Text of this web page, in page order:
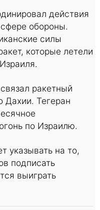
действия
обороны.
силы
которые летели
ракетный
Дахии. Тегеран
по Израилю.
указывать на то,
подписать
выиграть